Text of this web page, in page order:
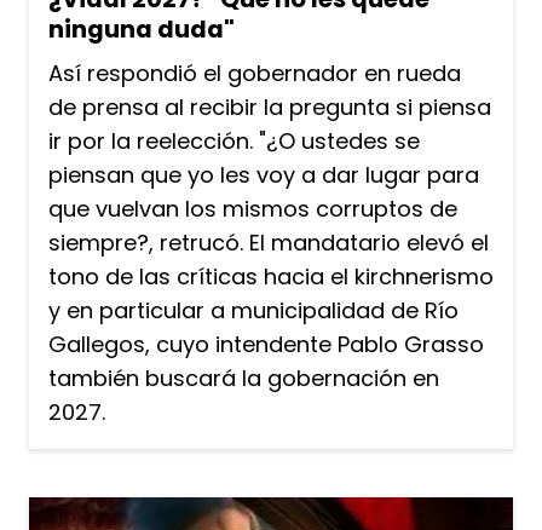
ninguna duda"
Así respondió el gobernador en rueda
de prensa al recibir la pregunta si piensa
ir por la reelección. "¿O ustedes se
piensan que yo les voy a dar lugar para
que vuelvan los mismos corruptos de
siempre?, retrucó. El mandatario elevó el
tono de las críticas hacia el kirchnerismo
y en particular a municipalidad de Río
Gallegos, cuyo intendente Pablo Grasso
también buscará la gobernación en
2027.